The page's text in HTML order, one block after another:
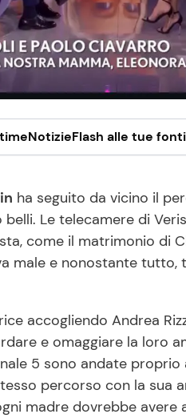
alle tue
ha seguito da vicino il
Le telecamere di
come il matrimonio di
male e nonostante
accogliendo Andrea
e omaggiare la loro
5 sono andate proprio
percorso con la sua
madre dovrebbe